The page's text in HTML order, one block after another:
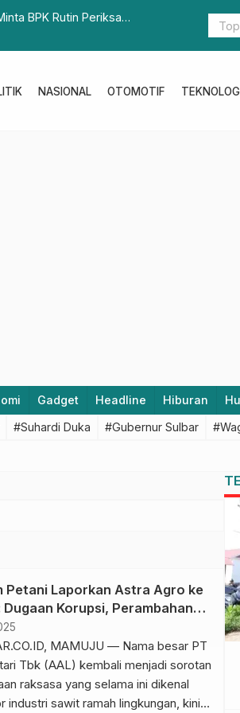
Periksa
DPRD Sulbar
Informasi dan KPID
NASIONAL OTOMOTIF
Gadget Headline Hiburan
#Suhardi Duka #Gubernur Sulbar
Petani Laporkan Astra Agro ke
Dugaan Korupsi, Perambahan
Lahan Masyarakat
MAMUJU — Nama besar PT
Tbk (AAL) kembali menjadi sorotan
raksasa yang selama ini dikenal
industri sawit ramah lingkungan, kini